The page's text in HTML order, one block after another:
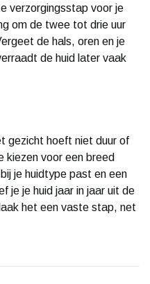
verzorgingsstap voor je
om de twee tot drie uur
de hals, oren en je
de huid later vaak
gezicht hoeft niet duur of
kiezen voor een breed
je huidtype past en een
je je huid jaar in jaar uit de
het een vaste stap, net